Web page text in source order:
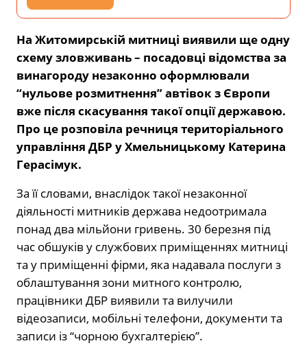
На Житомирській митниці виявили ще одну
схему зловживань – посадовці відомства за
винагороду незаконно оформлювали
“нульове розмитнення” автівок з Європи
вже після скасування такої опції державою.
Про це розповіла речниця територіального
управління ДБР у Хмельницькому Катерина
Герасімук.
За її словами, внаслідок такої незаконної
діяльності митників держава недоотримала
понад два мільйони гривень. 30 березня під
час обшуків у службових приміщеннях митниці
та у приміщенні фірми, яка надавала послуги з
облаштування зони митного контролю,
працівники ДБР виявили та вилучили
відеозаписи, мобільні телефони, документи та
записи із “чорною бухгалтерією”.